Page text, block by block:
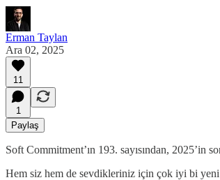
Erman Taylan
Ara 02, 2025
11
1
Paylaş
Soft Commitment’ın 193. sayısından, 2025’in
Hem siz hem de sevdikleriniz için çok iyi bi yeni